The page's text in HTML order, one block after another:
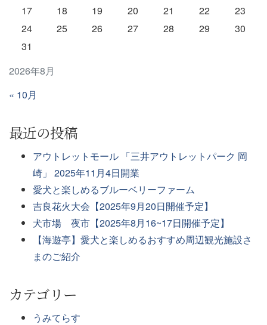
2026年8月
17 18 19 20 21 22
23
24
25 26 27 28 29
30
31
« 10月
最近の投稿
アウトレットモール 「三井アウトレットパーク 岡
崎」 2025年11月4日開業
愛犬と楽しめるブルーベリーファーム
吉良花火大会【2025年9月20日開催予定】
犬市場 夜市【2025年8月16~17日開催予定】
【海遊亭】愛犬と楽しめるおすすめ周辺観光施設さ
まのご紹介
カテゴリー
うみてらす